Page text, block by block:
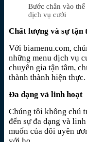
Bước chân vào
dịch vụ cưới
Chất lượng và sự tận
Với biamenu.com,
những menu dịch vụ
chuyên gia tận tâm,
thành thành hiện thực.
Đa dạng và linh hoạt
Chúng tôi không chú
đến sự đa dạng và
muốn của đôi uyên